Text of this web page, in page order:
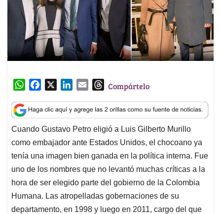
W
a
t
s
A
p
p
c
e
b
o
o
k
n
k
e
d
I
n
a
i
l
T
r
e
a
d
s
Compártelo
Cuando Gustavo Petro eligió a Luis Gilberto Murillo
como embajador ante Estados Unidos, el chocoano ya
tenía una imagen bien ganada en la política interna. Fue
uno de los nombres que no levantó muchas críticas a la
hora de ser elegido parte del gobierno de la Colombia
Humana. Las atropelladas gobernaciones de su
departamento, en 1998 y luego en 2011, cargo del que